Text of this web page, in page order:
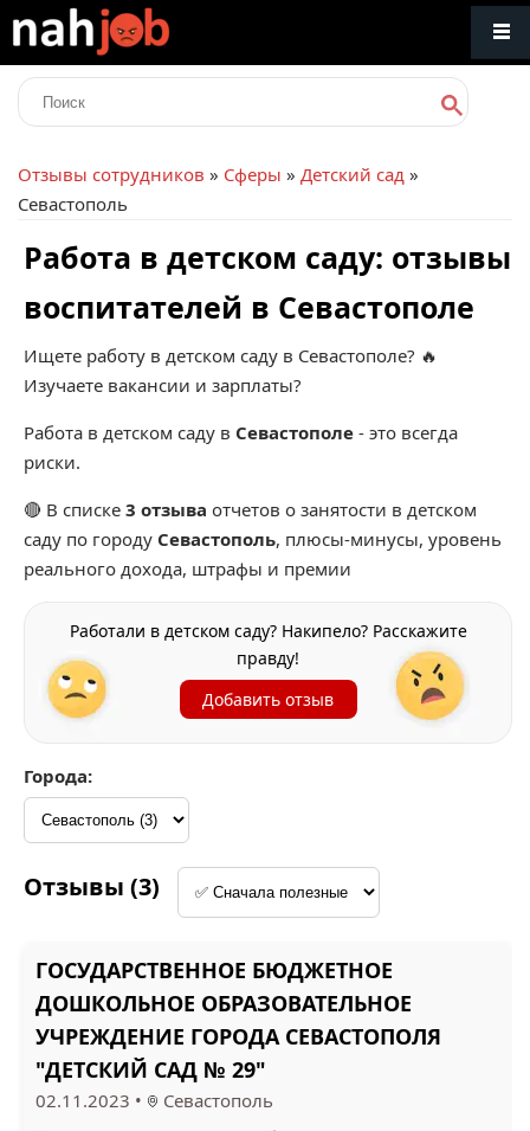
Отзывы сотрудников » Сферы » Детский сад »
Севастополь
Работа в детском саду: отзывы
воспитателей в Севастополе
Ищете работу в детском саду в Севастополе? 🔥
Изучаете вакансии и зарплаты?
Работа в детском саду в Севастополе - это всегда
риски.
🔴 В списке 3 отзыва отчетов о занятости в детском
саду по городу Севастополь, плюсы-минусы, уровень
реального дохода, штрафы и премии
Работали в детском саду? Накипело? Расскажите
правду!
Добавить отзыв
Города:
Отзывы (3)
ГОСУДАРСТВЕННОЕ БЮДЖЕТНОЕ
ДОШКОЛЬНОЕ ОБРАЗОВАТЕЛЬНОЕ
УЧРЕЖДЕНИЕ ГОРОДА СЕВАСТОПОЛЯ
"ДЕТСКИЙ САД № 29"
02.11.2023 • Севастополь